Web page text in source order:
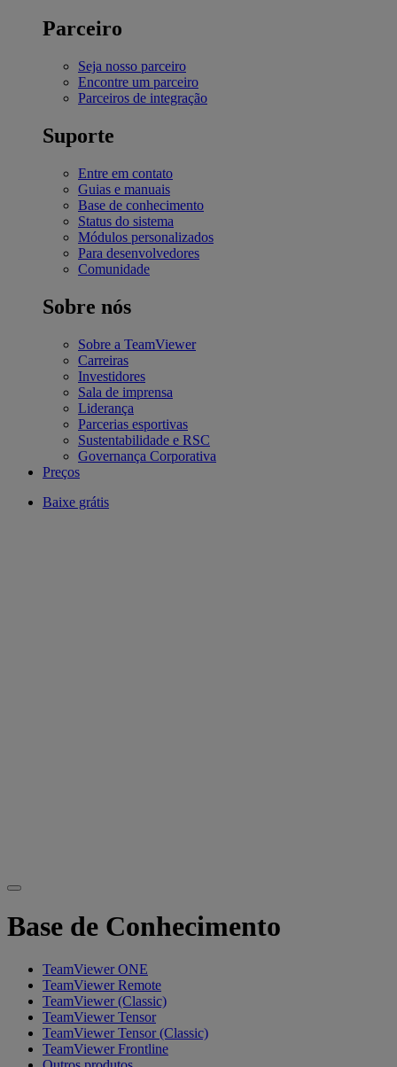
Parceiro
Seja nosso parceiro
Encontre um parceiro
Parceiros de integração
Suporte
Entre em contato
Guias e manuais
Base de conhecimento
Status do sistema
Módulos personalizados
Para desenvolvedores
Comunidade
Sobre nós
Sobre a TeamViewer
Carreiras
Investidores
Sala de imprensa
Liderança
Parcerias esportivas
Sustentabilidade e RSC
Governança Corporativa
Preços
Baixe grátis
Base de Conhecimento
TeamViewer ONE
TeamViewer Remote
TeamViewer (Classic)
TeamViewer Tensor
TeamViewer Tensor (Classic)
TeamViewer Frontline